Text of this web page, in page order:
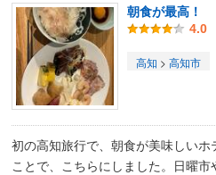
朝食が最高！
4.0
高知 > 高知市
初の高知旅行で、朝食が美味しいホ
ことで、こちらにしました。日曜市